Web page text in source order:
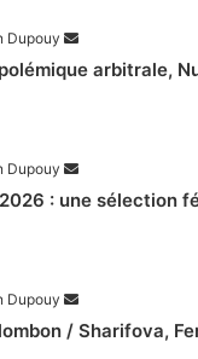
Dupouy
arbitrale,
Dupouy
: une sélection
Dupouy
/ Sharifova,